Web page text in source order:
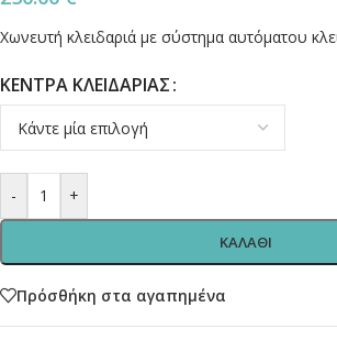
Χωνευτή κλειδαριά με σύστημα αυτόματου
ΚΕΝΤΡΑ ΚΛΕΙΔΑΡΙΑΣ
- +
ΚΑΛΑΘΙ
Πρόσθήκη στα αγαπημένα